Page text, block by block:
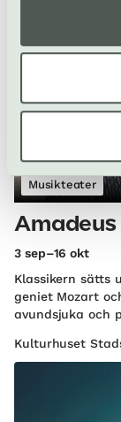
Musikteater
Amadeus
3 sep–16 okt
Klassikern sätts
geniet Mozart
avundsjuka och
Kulturhuset